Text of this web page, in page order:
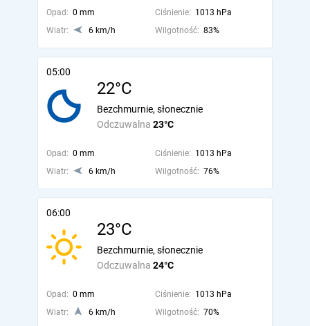
Opad: 0 mm Ciśnienie: 1013 hPa
Wiatr:
6 km/h Wilgotność: 83%
05:00
22°C
Odczuwalna 23°C
Bezchmurnie, słonecznie
Opad: 0 mm Ciśnienie: 1013 hPa
Wiatr:
6 km/h Wilgotność: 76%
06:00
23°C
Odczuwalna 24°C
Bezchmurnie, słonecznie
Opad: 0 mm Ciśnienie: 1013 hPa
Wiatr:
6 km/h Wilgotność: 70%